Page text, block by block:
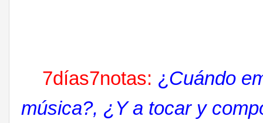
7días7notas: ¿ Cuándo
música?, ¿Y a tocar y